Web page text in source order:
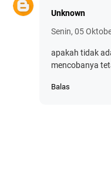
Unknown
Senin, 05
apakah tidak
mencobanya
Balas